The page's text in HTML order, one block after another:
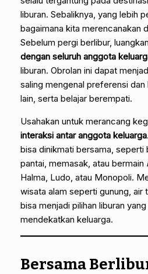
liburan. Sebaliknya, yang lebih
bagaimana kita merencanakan
Sebelum pergi berlibur,
dengan seluruh anggota
liburan. Obrolan ini dapat
saling mengenal preferensi dan
lain, serta belajar berempati.
Usahakan untuk merancang
interaksi antar anggota keluarga
bisa dinikmati bersama, seperti
pantai, memasak, atau bermain
Halma, Ludo, atau Monopoli.
wisata alam seperti gunung, air
bisa menjadi pilihan liburan
mendekatkan keluarga.
Bersama